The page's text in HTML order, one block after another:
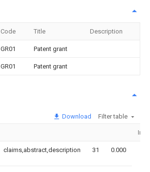
Code Title Description
GR01 Patent grant
GR01 Patent grant
Download Filter table
claims,abstract,description 31 0.000